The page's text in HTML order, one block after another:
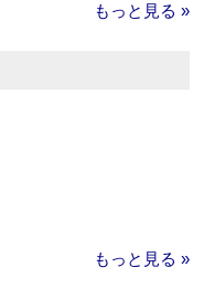
もっと見る »
もっと見る »